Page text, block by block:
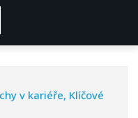
v kariéře, Klíčové